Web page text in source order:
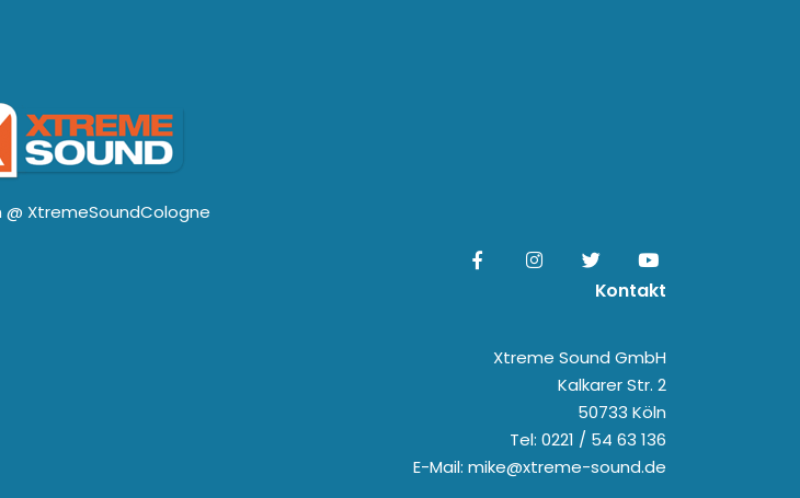
XtremeSoundCologne
Kontakt
Xtreme Sound GmbH
Kalkarer Str. 2
50733 Köln
Tel: 0221 / 54 63 136
E-Mail: mike@xtreme-sound.de